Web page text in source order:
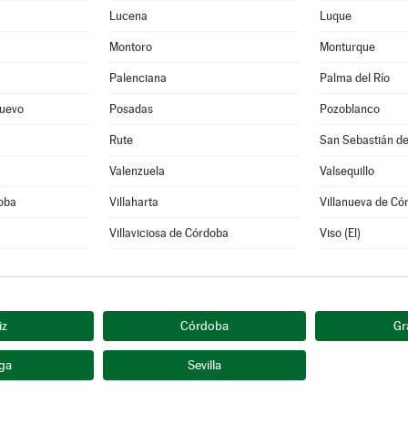
Lucena Luque
Montoro Monturque
Palenciana Palma del Río
Posadas Pozoblanco
Rute San Sebastián
Valenzuela Valsequillo
Villaharta Villanueva de
Villaviciosa de Córdoba Viso (El)
Córdoba
Sevilla